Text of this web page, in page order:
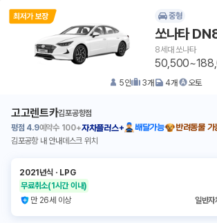
중형
쏘나타
8세대 쏘나타
5인 3개 4개 오토
고고렌트카김포공항점
평점 4.9예약수 100+자차플러스+ 배달가능
반려동물 가
김포공항 내 안내데스크 위치
2021년식 ㆍ LPG
무료취소(1시간 이내)
만 26세 이상
일반자